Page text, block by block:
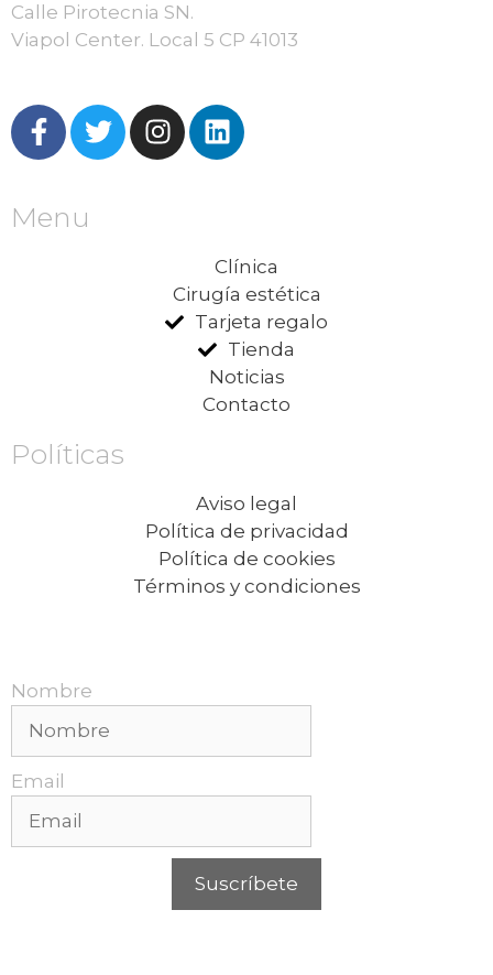
Calle Pirotecnia SN.
Viapol Center. Local 5 CP 41013
Menu
Clínica
Cirugía estética
Tarjeta regalo
Tienda
Noticias
Contacto
Políticas
Aviso legal
Política de privacidad
Política de cookies
Términos y condiciones
Nombre
Email
Suscríbete